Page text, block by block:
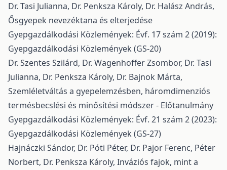
Dr. Tasi Julianna, Dr. Penksza Károly, Dr. Halász András,
Ősgyepek nevezéktana és elterjedése
Gyepgazdálkodási Közlemények: Évf. 17 szám 2 (2019):
Gyepgazdálkodási Közlemények (GS-20)
Dr. Szentes Szilárd, Dr. Wagenhoffer Zsombor, Dr. Tasi
Julianna, Dr. Penksza Károly, Dr. Bajnok Márta,
Szemléletváltás a gyepelemzésben, háromdimenziós
termésbecslési és minősítési módszer - Előtanulmány
Gyepgazdálkodási Közlemények: Évf. 21 szám 2 (2023):
Gyepgazdálkodási Közlemények (GS-27)
Hajnáczki Sándor, Dr. Póti Péter, Dr. Pajor Ferenc, Péter
Norbert, Dr. Penksza Károly, Inváziós fajok, mint a